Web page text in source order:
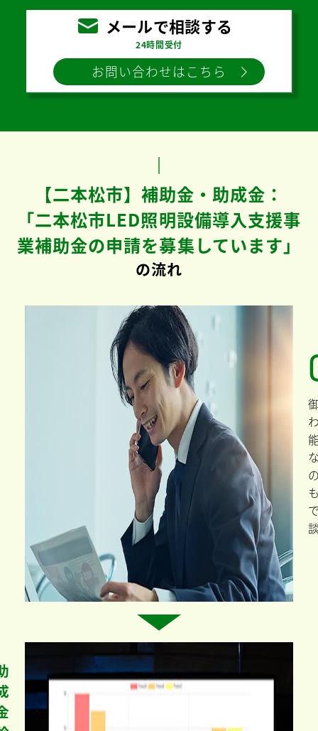
メールで相談する
24時間受付
お問い合わせはこちら
【二本松市】補助金・助成金：
「二本松市LED照明設備導入支援事
業補助金の申請を募集しています」
の流れ